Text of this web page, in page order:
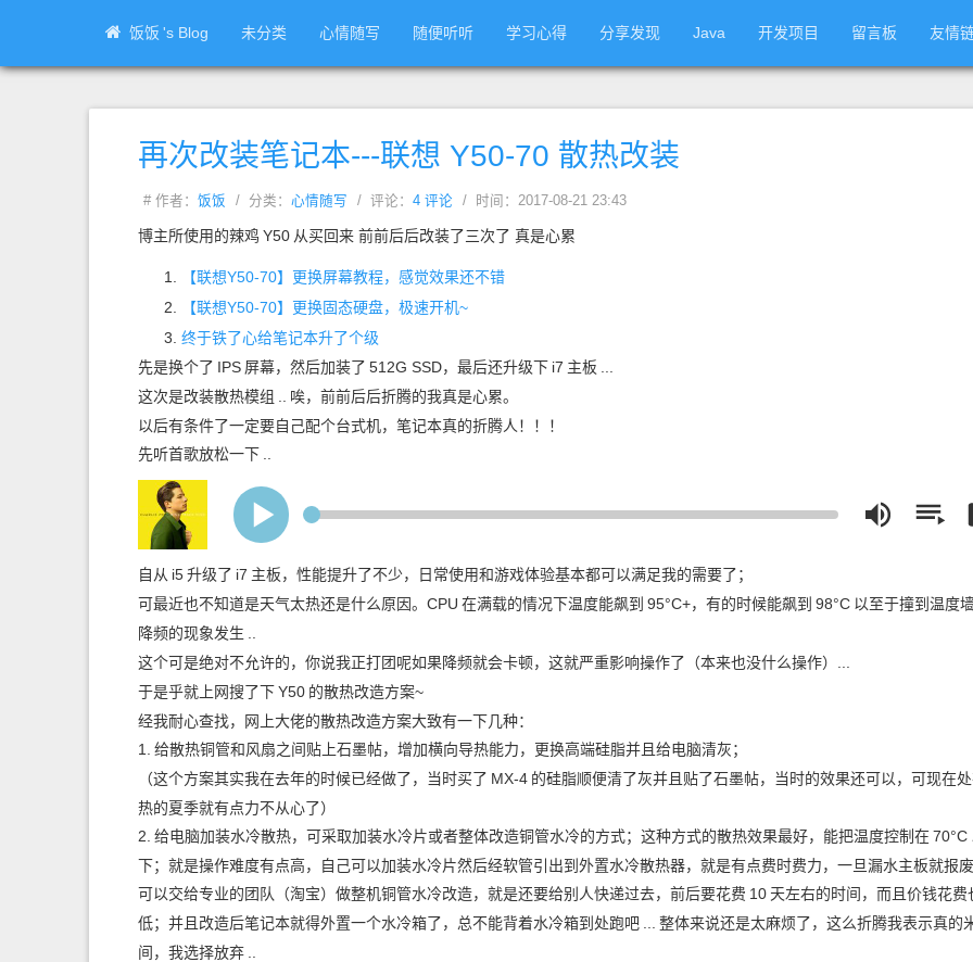
饭饭 's Blog 未分类 心情随写 随便听听 学习心得 分享发现 Java 开发项目 留言板 友情
再次改装笔记本---联想 Y50-70 散热改装
# 作者： 饭饭 / 分类： 心情随写 / 评论： 4 评论 / 时间：2017-08-21 23:43
博主所使用的辣鸡 Y50 从买回来 前前后后改装了三次了 真是心累
【联想Y50-70】更换屏幕教程，感觉效果还不错
【联想Y50-70】更换固态硬盘，极速开机~
终于铁了心给笔记本升了个级
先是换个了 IPS 屏幕，然后加装了 512G SSD，最后还升级下 i7 主板
这次是改装散热模组
唉，前前后后折腾的我真是心累。
以后有条件了一定要自己配个台式机，笔记本真的折腾人！！！
先听首歌放松一下
We Don't Talk Anymore
Charlie Puth/Selena Gomez
自从 i5升级了 i7 主板，性能提升了不少，日常使用和游戏体验基本都可以满足我的需要了；
可最近也不知道是天气太热还是什么原因。CPU 在满载的情况下温度能飙到 95°C+，有的时候能飙到 98°C 以至于撞到温度
降频的现象发生
这个可是绝对不允许的，你说我正打团呢如果降频就会卡顿，这就严重影响操作了（本来也没什么操作）...
于是乎就上网搜了下Y50 的散热改造方案~
经我耐心查找，网上大佬的散热改造方案大致有一下几种：
1.
给散热铜管和风扇之间贴上石墨帖，增加横向导热能力，更换高端硅脂并且给电脑清灰；
（这个方案其实我在去年的时候已经做了，当时买了 MX-4 的硅脂顺便清了灰并且贴了石墨帖，当时的效果还可以，可现在
热的夏季就有点力不从心了）
2. 给电脑加装水冷散热，可采取加装水冷片或者整体改造铜管水冷的方式；这种方式的散热效果最好，能把温度控制在70°C
下；就是操作难度有点高，自己可以加装水冷片然后经软管引出到外置水冷散热器，就是有点费时费力，一旦漏水主板就报
可以交给专业的团队（淘宝）做整机铜管水冷改造，就是还要给别人快递过去，前后要花费 10 天左右的时间，而且价钱花费
低；并且改造后笔记本就得外置一个水冷箱了，总不能背着水冷箱到处跑吧
整体来说还是太麻烦了，这么折腾我表示真的
间，我选择放弃